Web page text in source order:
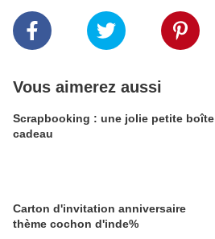
Vous aimerez aussi
Scrapbooking : une jolie petite boîte
cadeau
Carton d'invitation anniversaire
thème cochon d'inde%